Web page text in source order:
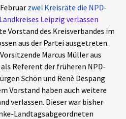
zwei Kreisräte die NPD-
Leipzig verlassen
Vorstand des Kreisverbandes im
aus der Partei ausgetreten.
Marcus Müller aus
Referent der früheren NPD-
Schön und Renè Despang
Vorstand haben auch weitere
verlassen. Dieser war bisher
Landtagsabgeordneten
Exportieren ? Filter Erklärungen